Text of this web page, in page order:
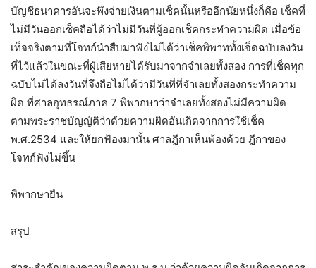
บัญชีธนาคารอันจะพึงจ่ายเงินตามเช็คนั้นหรืออีกนัยหนึ่งก็คือ เช็คที่
ไม่มีวันออกเช็คถือได้ว่าไม่มีวันที่ผู้ออกเช็คกระทำความผิด เมื่อข้อ
เท็จจริงตามที่โจทก์นำสืบมาฟังไม่ได้ว่าเช็คพิพาททั้งเจ็ดฉบับลงวัน
ที่ไว้แล้วในขณะที่ผู้เสียหายได้รับมาจากจำเลยทั้งสอง การที่เช็คทุก
ฉบับไม่ได้ลงวันที่จึงถือไม่ได้ว่ามีวันที่ที่จำเลยทั้งสองกระทำความ
ผิด ที่ศาลอุทธรณ์ภาค 7 พิพากษาว่าจำเลยทั้งสองไม่มีความผิด
ตามพระราชบัญญัติว่าด้วยความผิดอันเกิดจากการใช้เช็ค
พ.ศ.2534 และให้ยกฟ้องมานั้น ศาลฎีกาเห็นพ้องด้วย ฎีกาของ
โจทก์ฟังไม่ขึ้น
พิพากษายืน
สรุป